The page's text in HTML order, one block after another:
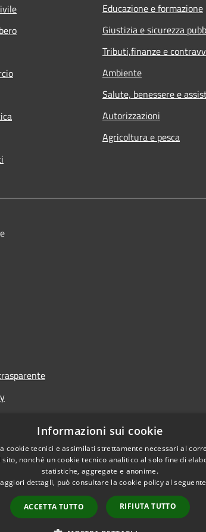
Educazione e formazione
Giustizia e sicurezza
Tributi,finanze e
Ambiente
Salute, benessere e
Autorizzazioni
Agricoltura e pesca
Copyright ©
Informazioni sui cookie
cookie tecnici e assimilati strettamente necessari al
nonché un cookie tecnico analitico al solo fine di
statistiche, aggregate e anonime.
dettagli, può consultare la cookie policy al seguente
ACCETTA TUTTO RIFIUTA TUTTO